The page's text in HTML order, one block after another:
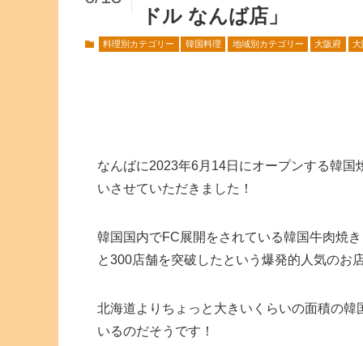
ドル なんば店」
料理別カテゴリー 韓国料理 地域別カテゴリー 大阪府 大
なんばに2023年6月14日にオープンする韓国
いさせていただきました！
韓国国内でFC展開をされている韓国牛肉焼
と300店舗を突破したという爆発的人気のお
北海道よりちょっと大きいくらいの面積の
いるのだそうです！